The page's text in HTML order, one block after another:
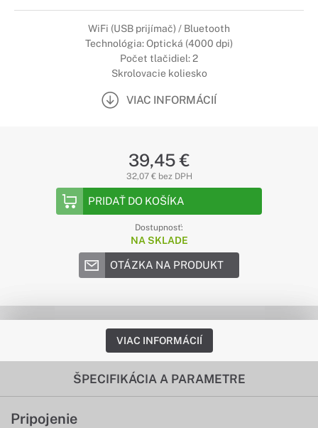
WiFi (USB prijímač) / Bluetooth
Technológia: Optická (4000 dpi)
Počet tlačidiel: 2
Skrolovacie koliesko
VIAC INFORMÁCIÍ
39,45 €
32,07 € bez DPH
PRIDAŤ DO KOŠÍKA
Dostupnosť:
NA SKLADE
OTÁZKA NA PRODUKT
VIAC INFORMÁCIÍ
ŠPECIFIKÁCIA A PARAMETRE
Pripojenie